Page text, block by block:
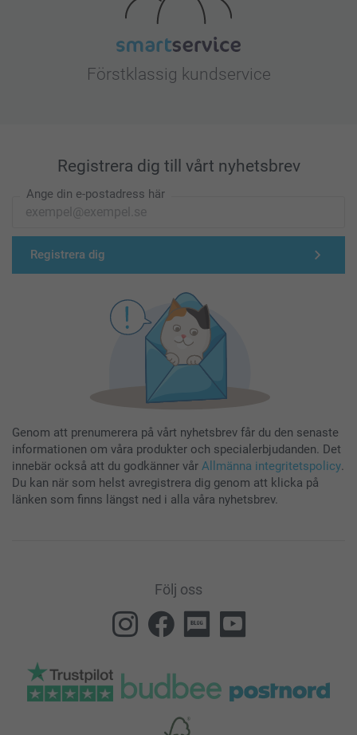
Förstklassig kundservice
Registrera dig till vårt nyhetsbrev
Ange din e-postadress här
Registrera dig
Genom att prenumerera på vårt nyhetsbrev får du den senaste
informationen om våra produkter och specialerbjudanden. Det
innebär också att du godkänner vår Allmänna integritetspolicy.
Du kan när som helst avregistrera dig genom att klicka på
länken som finns längst ned i alla våra nyhetsbrev.
Följ oss